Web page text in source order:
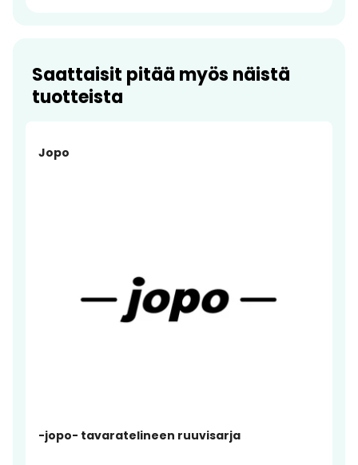
Saattaisit pitää myös näistä
tuotteista
Jopo
-jopo- tavaratelineen ruuvisarja